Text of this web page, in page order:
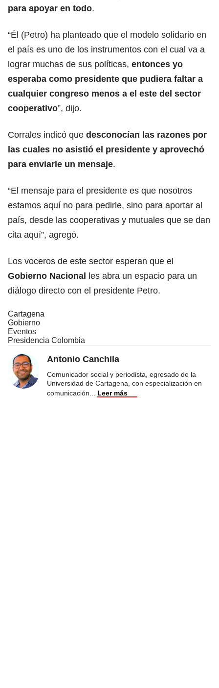
para apoyar en todo.
“Él (Petro) ha planteado que el modelo solidario en
el país es uno de los instrumentos con el cual va a
lograr muchas de sus políticas, entonces yo
esperaba como presidente que pudiera faltar a
cualquier congreso menos a el este del sector
cooperativo”, dijo.
Corrales indicó que desconocían las razones por
las cuales no asistió el presidente y aprovechó
para enviarle un mensaje.
“El mensaje para el presidente es que nosotros
estamos aquí no para pedirle, sino para aportar al
país, desde las cooperativas y mutuales que se dan
cita aquí”, agregó.
Los voceros de este sector esperan que el
Gobierno Nacional les abra un espacio para un
diálogo directo con el presidente Petro.
Cartagena
Gobierno
Eventos
Presidencia Colombia
Antonio Canchila
Comunicador social y periodista, egresado de la
Universidad de Cartagena, con especialización en
comunicación
Leer más